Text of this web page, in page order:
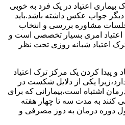
اعتیاد در یک فرد به خوبی
جواب عکس داشته باشد.باید
مشاوره بررسی و انتخاب
اعتیاد امری بسیار تخصصی است و
اعتیاد شبانه روزی تحت نظر
و پیدا کردن یک مرکز ترک اعتیاد
یکی از دلایل شکست در
اشتباه است،بیمارانی که برای
کنند به مدت سه تا چهار هفته
دوره درمان به دوز مصرفی و